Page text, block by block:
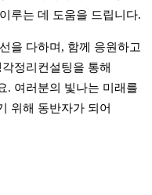
루는 데 도움을 드립니다.
을 다하며, 함께 응원하고
정리컨설팅을 통해
. 여러분의 빛나는 미래를
위해 동반자가 되어